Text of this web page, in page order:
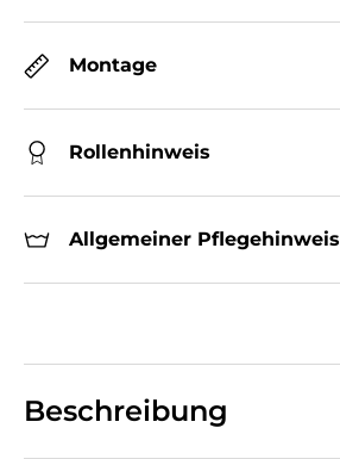
Montage
Rollenhinweis
Allgemeiner Pflegehinweis
Beschreibung